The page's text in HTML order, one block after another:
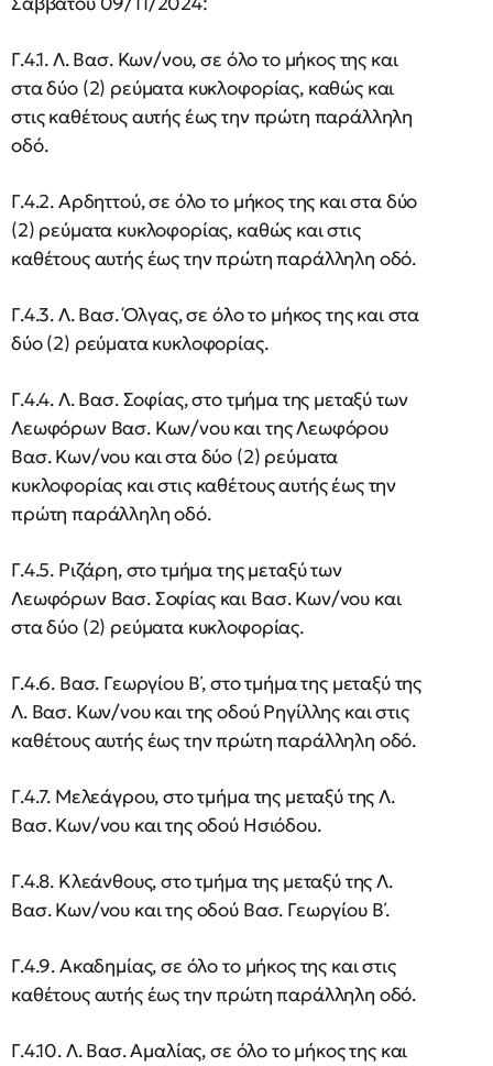
Γ.4.1. Λ. Βασ. Κων/νου, σε όλο το μήκος της και
στα δύο (2) ρεύματα κυκλοφορίας, καθώς και
στις καθέτους αυτής έως την πρώτη παράλληλη
οδό.
Γ.4.2. Αρδηττού, σε όλο το μήκος της και στα δύο
(2) ρεύματα κυκλοφορίας, καθώς και στις
καθέτους αυτής έως την πρώτη παράλληλη οδό.
Γ.4.3. Λ. Βασ. Όλγας, σε όλο το μήκος της και στα
δύο (2) ρεύματα κυκλοφορίας.
Γ.4.4. Λ. Βασ. Σοφίας, στο τμήμα της μεταξύ των
Λεωφόρων Βασ. Κων/νου και της Λεωφόρου
Βασ. Κων/νου και στα δύο (2) ρεύματα
κυκλοφορίας και στις καθέτους αυτής έως την
πρώτη παράλληλη οδό.
Γ.4.5. Ριζάρη, στο τμήμα της μεταξύ των
Λεωφόρων Βασ. Σοφίας και Βασ. Κων/νου και
στα δύο (2) ρεύματα κυκλοφορίας.
Γ.4.6. Βασ. Γεωργίου Β΄, στο τμήμα της μεταξύ της
Λ. Βασ. Κων/νου και της οδού Ρηγίλλης και στις
καθέτους αυτής έως την πρώτη παράλληλη οδό.
Γ.4.7. Μελεάγρου, στο τμήμα της μεταξύ της Λ.
Βασ. Κων/νου και της οδού Ησιόδου.
Γ.4.8. Κλεάνθους, στο τμήμα της μεταξύ της Λ.
Βασ. Κων/νου και της οδού Βασ. Γεωργίου Β΄.
Γ.4.9. Ακαδημίας, σε όλο το μήκος της και στις
καθέτους αυτής έως την πρώτη παράλληλη οδό.
Γ.4.10. Λ. Βασ. Αμαλίας, σε όλο το μήκος της και